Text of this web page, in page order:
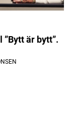
är bytt”.